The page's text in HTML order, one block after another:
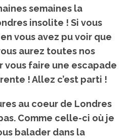
semaines la
insolite ! Si vous
vous avez pu voir que
aurez toutes nos
vous faire une escapade
! Allez c’est parti !
au coeur de Londres
Comme celle-ci où je
balader dans la